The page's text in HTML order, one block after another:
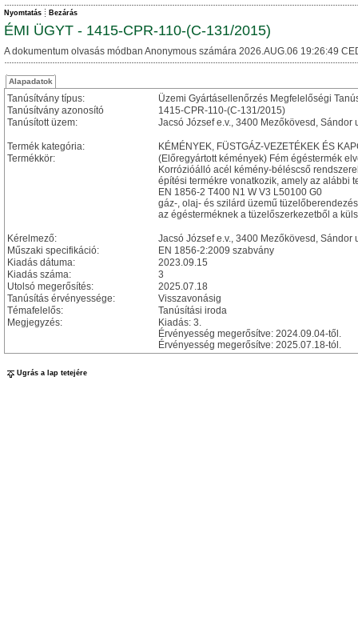
Nyomtatás Bezárás
ÉMI ÜGYT - 1415-CPR-110-(C-131/2015)
A dokumentum olvasás módban Anonymous számára 2026.AUG.06 19:26:49
Alapadatok
Tanúsítvány típus:
Üzemi Gyártásellenőrzés Megfelelőségi
Tanúsítvány azonosító
1415-CPR-110-(C-131/2015)
Tanúsított üzem:
Jacsó József e.v., 3400 Mezőkövesd, Sándor
Termék kategória:
KÉMÉNYEK, FÜSTGÁZ-VEZETÉKEK ÉS
Termékkör:
(Előregyártott kémények) Fém égéstermék
Korrózióálló acél kémény-béléscső
építési termékre vonatkozik, amely az alábbi
EN 1856-2 T400 N1 W V3 L50100 G0
gáz-, olaj- és szilárd üzemű
az égésterméknek a tüzelőszerkezetből a
Kérelmező:
Jacsó József e.v., 3400 Mezőkövesd, Sándor
Műszaki specifikáció:
EN 1856-2:2009 szabvány
Kiadás dátuma:
2023.09.15
Kiadás száma:
3
Utolsó megerősítés:
2025.07.18
Tanúsítás érvényessége:
Visszavonásig
Témafelelős:
Tanúsítási iroda
Megjegyzés:
Kiadás: 3.
Érvényesség megerősítve: 2024.09.04-től.
Érvényesség megerősítve: 2025.07.18-tól.
Ugrás a lap tetejére